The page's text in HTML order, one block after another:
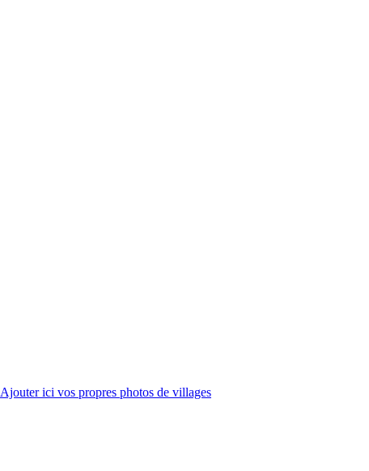
Ajouter ici vos propres photos de villages